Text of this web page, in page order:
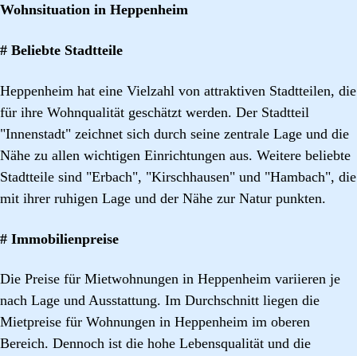
Wohnsituation in Heppenheim
# Beliebte Stadtteile
Heppenheim hat eine Vielzahl von attraktiven Stadtteilen, die
für ihre Wohnqualität geschätzt werden. Der Stadtteil
"Innenstadt" zeichnet sich durch seine zentrale Lage und die
Nähe zu allen wichtigen Einrichtungen aus. Weitere beliebte
Stadtteile sind "Erbach", "Kirschhausen" und "Hambach", die
mit ihrer ruhigen Lage und der Nähe zur Natur punkten.
# Immobilienpreise
Die Preise für Mietwohnungen in Heppenheim variieren je
nach Lage und Ausstattung. Im Durchschnitt liegen die
Mietpreise für Wohnungen in Heppenheim im oberen
Bereich. Dennoch ist die hohe Lebensqualität und die